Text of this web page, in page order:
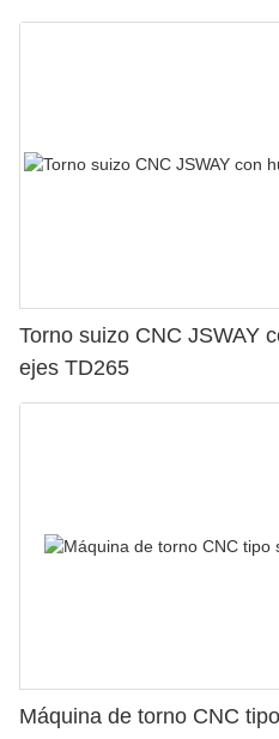
Torno suizo CNC JSWAY
ejes TD265
Máquina de torno CNC